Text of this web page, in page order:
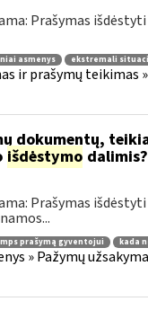
Prašymas išdėstyti
asmenys ekstremali
ir prašymų
dokumentų,
išdėstymo dalimis?
Prašymas
prašymą gyventojui kada
» Pažymų